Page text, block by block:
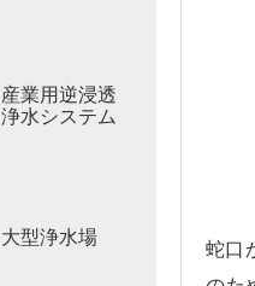
産業用逆浸透
浄水システム
大型浄水場
蛇口